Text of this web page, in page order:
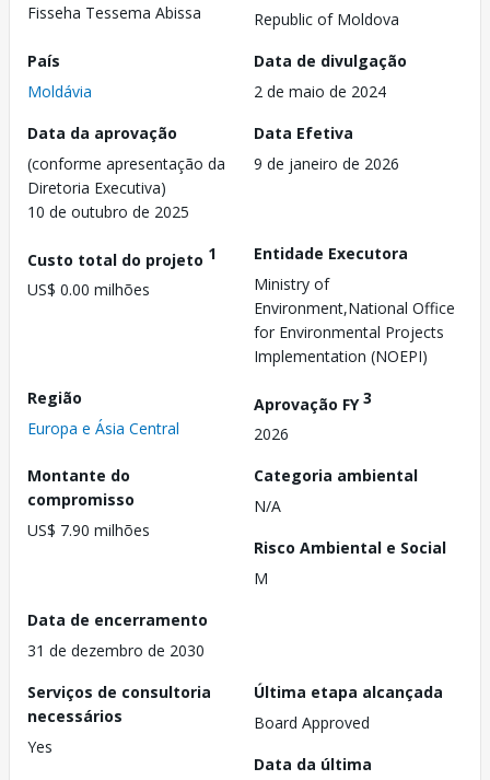
Fisseha Tessema Abissa
Republic of Moldova
País
Moldávia
Data de divulgação
2 de maio de 2024
Data da aprovação
(conforme apresentação da
Diretoria Executiva)
10 de outubro de 2025
Data Efetiva
9 de janeiro de 2026
Custo total do projeto 1
US$ 0.00 milhões
Entidade Executora
Ministry of
Environment,National Office
for Environmental Projects
Implementation (NOEPI)
Região
Europa e Ásia Central
Aprovação FY3
2026
Montante do
compromisso
US$ 7.90 milhões
Categoria ambiental
N/A
Risco Ambiental e Social
M
Data de encerramento
31 de dezembro de 2030
Serviços de consultoria
necessários
Yes
Última etapa alcançada
Board Approved
Data da última